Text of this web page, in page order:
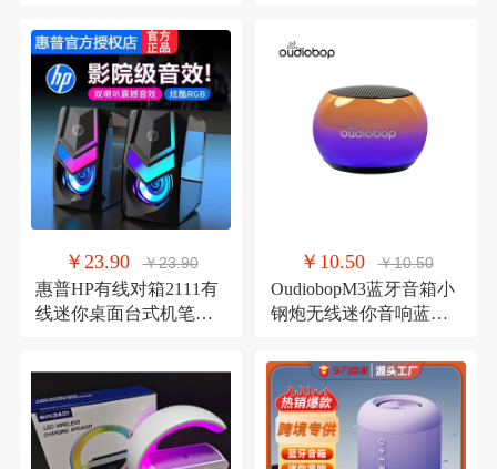
￥23.90 ￥23.90
惠普HP有线对箱2111有
线迷你桌面台式机笔记
￥10.50 ￥10.50
OudiobopM3蓝牙音箱小
钢炮无线迷你音响蓝牙